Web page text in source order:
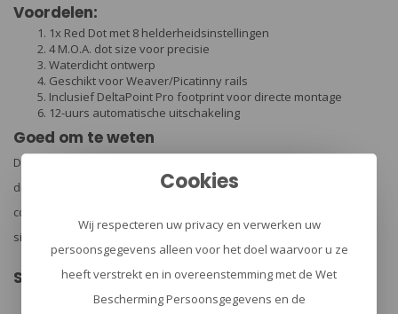
Voordelen:
1x Red Dot met 8 helderheidsinstellingen
4 M.O.A. dot size voor precisie
Waterdicht ontwerp
Geschikt voor Weaver/Picatinny rails
Inclusief DeltaPoint Pro footprint voor directe montage
12-uurs automatische uitschakeling
Goed om te weten
De Konus Fission 3.0 is ideaal voor zowel jagers als sportschutters
die op zoek zijn naar een betrouwbaar en veelzijdig vizier. Het
compacte formaat maakt het perfect voor gebruik in verschillende
situaties zonder in te boeten op prestaties.
Samenvatting
Compact en lichtgewicht ontwerp
Cookies
Wij respecteren uw privacy en verwerken uw
persoonsgegevens alleen voor het doel waarvoor u ze
heeft verstrekt en in overeenstemming met de Wet
Bescherming Persoonsgegevens en de